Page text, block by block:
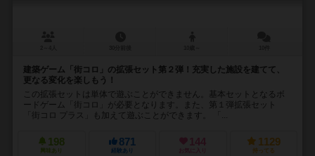
建築ゲーム「街コロ」の拡張セット第２弾！充実した施設を建てて、
更なる変化を楽しもう！
この拡張セットは単体で遊ぶことができません。基本セットとなるボ
ードゲーム「街コロ」が必要となります。また、第１弾拡張セット
「街コロ プラス」も加えて遊ぶことができます。 「...
198
興味あり
871
経験あり
144
お気に入り
1129
持ってる